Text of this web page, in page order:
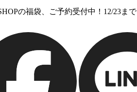
の福袋、ご予約受付中！12/23まで